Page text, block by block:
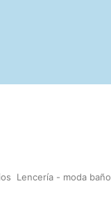
Lencería - moda